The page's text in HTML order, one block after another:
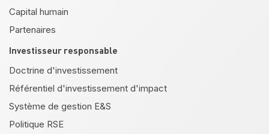
Capital humain
Partenaires
Investisseur responsable
Doctrine d'investissement
Référentiel d'investissement d'impact
Système de gestion E&S
Politique RSE